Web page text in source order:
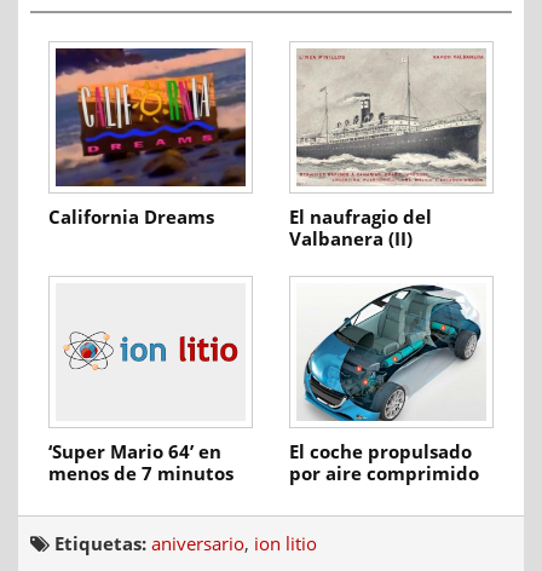
California Dreams
El naufragio del
Valbanera (II)
‘Super Mario 64’ en
menos de 7 minutos
El coche propulsado
por aire comprimido
Etiquetas: aniversario, ion litio